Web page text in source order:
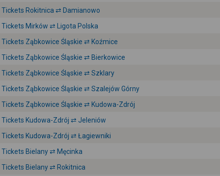
Tickets Rokitnica ⇄ Damianowo
Tickets Mirków ⇄ Ligota Polska
Tickets Ząbkowice Śląskie ⇄ Koźmice
Tickets Ząbkowice Śląskie ⇄ Bierkowice
Tickets Ząbkowice Śląskie ⇄ Szklary
Tickets Ząbkowice Śląskie ⇄ Szalejów Górny
Tickets Ząbkowice Śląskie ⇄ Kudowa-Zdrój
Tickets Kudowa-Zdrój ⇄ Jeleniów
Tickets Kudowa-Zdrój ⇄ Łagiewniki
Tickets Bielany ⇄ Męcinka
Tickets Bielany ⇄ Rokitnica